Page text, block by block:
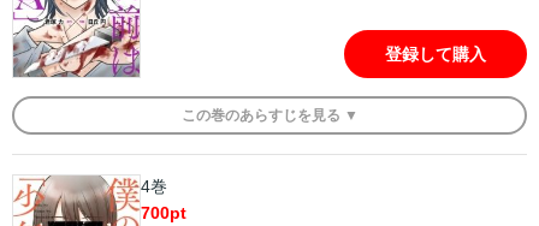
登録して購入
この巻のあらすじを 見る ▼
4巻
700pt